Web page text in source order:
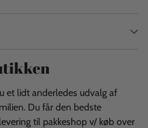
et lidt anderledes udvalg af
Du får den bedste
til pakkeshop v/ køb over